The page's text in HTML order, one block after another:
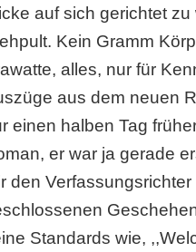
auf sich gerichtet
Kein Gramm
alles, nur für
aus dem neuen
einen halben Tag
er war ja gerade
den
Standards wie,